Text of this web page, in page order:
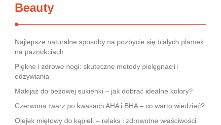
Beauty
Najlepsze naturalne sposoby na pozbycie się białych plamek
na paznokciach
Piękne i zdrowe nogi: skuteczne metody pielęgnacji i
odżywiania
Makijaż do beżowej sukienki – jak dobrać idealne kolory?
Czerwona twarz po kwasach AHA i BHA – co warto wiedzieć?
Olejek miętowy do kąpieli – relaks i zdrowotne właściwości